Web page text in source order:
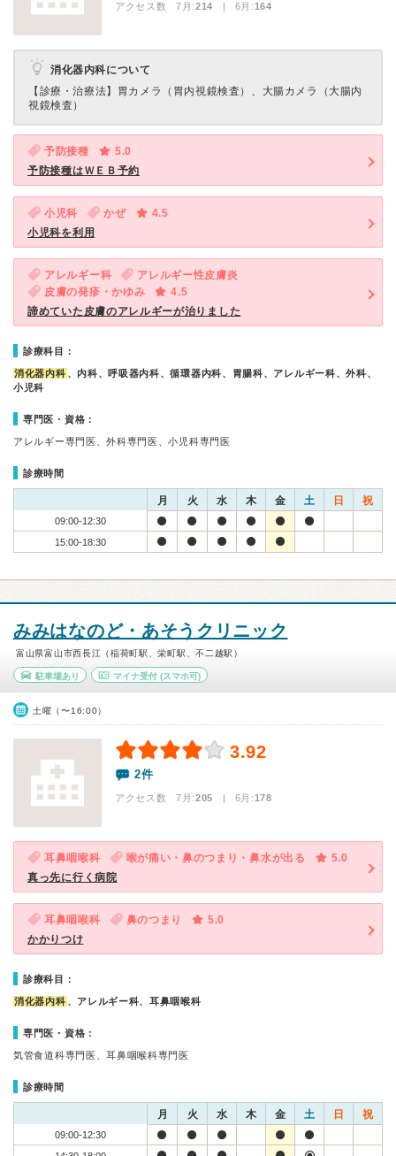
アクセス数 7月:214 | 6月:164
消化器内科について
【診療・治療法】 胃カメラ（胃内視鏡検査）、大腸カメラ（大腸内
視鏡検査）
予防接種
5.0
予防接種はＷＥＢ予約
小児科 かぜ
4.5
小児科を利用
アレルギー科
アレルギー性皮膚炎
皮膚の発疹・かゆみ
4.5
諦めていた皮膚のアレルギーが治りました
診療科目：
消化器内科 、内科、呼吸器内科、循環器内科、胃腸科、アレルギー科、外科、
小児科
専門医・資格：
アレルギー専門医、外科専門医、小児科専門医
診療時間
月 火 水 木 金 土 日 祝
09:00-12:30
15:00-18:30
みみはなのど・あそうクリニック
富山県富山市西長江（稲荷町駅、栄町駅、不二越駅）
駐車場あり マイナ受付(スマホ可)
土曜（〜16:00）
3.92
2件
アクセス数 7月:205 | 6月:178
耳鼻咽喉科 喉が痛い・鼻のつまり・鼻水が出る
5.0
真っ先に行く病院
耳鼻咽喉科 鼻のつまり
5.0
かかりつけ
診療科目：
消化器内科 、アレルギー科、耳鼻咽喉科
専門医・資格：
気管食道科専門医、耳鼻咽喉科専門医
診療時間
月 火 水 木 金 土 日 祝
09:00-12:30